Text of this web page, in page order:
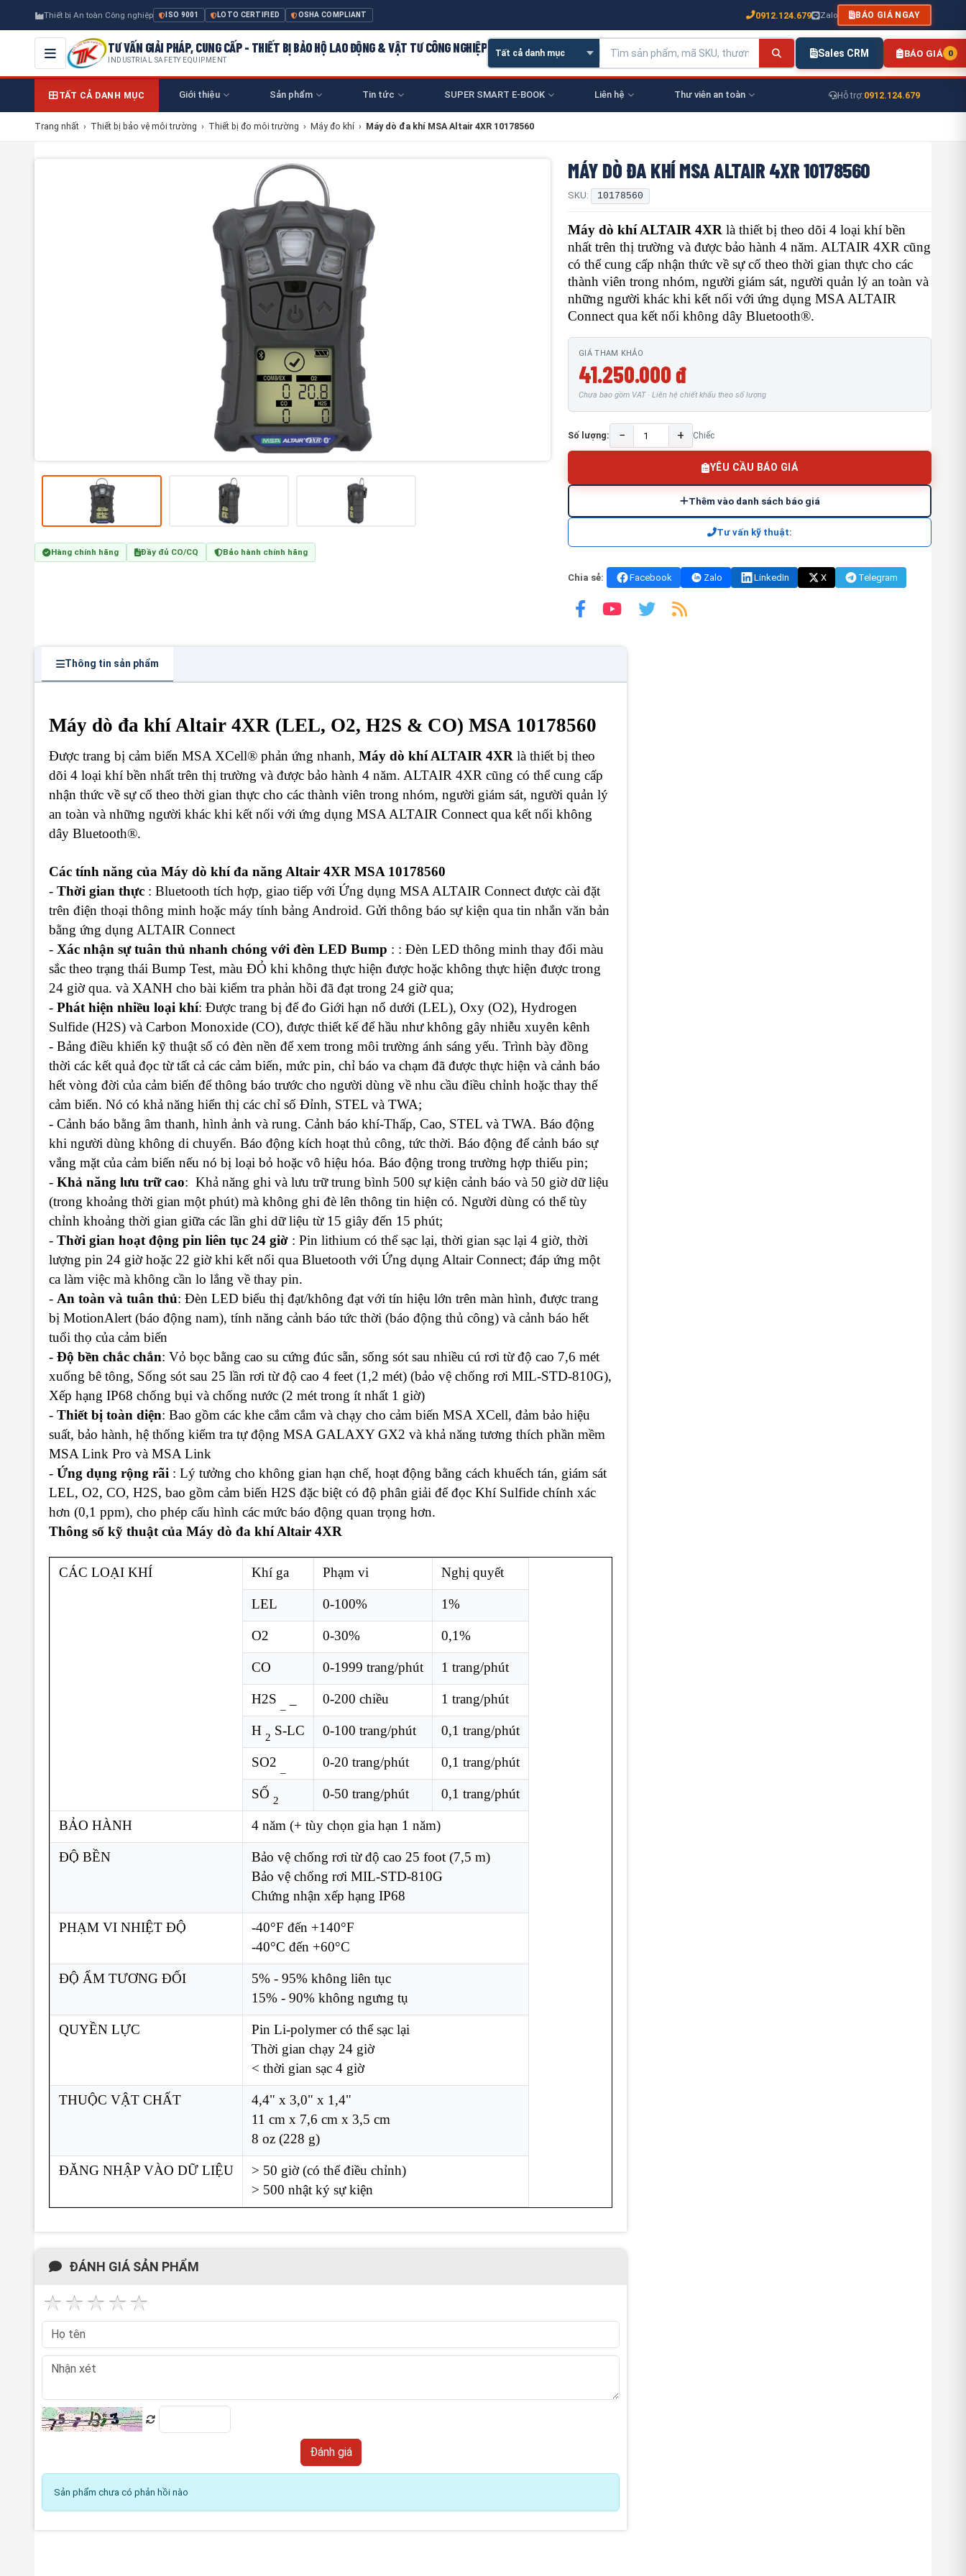
Thiết bị An toàn Công nghiệp ISO 9001 LOTO CERTIFIED OSHA COMPLIANT 0912.124.679 Zalo BÁO GIÁ NGAY
TƯ VẤN GIẢI PHÁP, CUNG CẤP - THIẾT BỊ BẢO HỘ LAO ĐỘNG & VẬT TƯ CÔNG NGHIỆP
INDUSTRIAL SAFETY EQUIPMENT
Sales CRM BÁO GIÁ 0
TẤT CẢ DANH MỤC Giới thiệu Sản phẩm Tin tức SUPER SMART E-BOOK Liên hệ Thư viên an toàn Hỗ trợ:0912.124.679
Trang nhất › Thiết bị bảo vệ môi trường › Thiết bị đo môi trường › Máy đo khí › Máy dò đa khí MSA Altair 4XR 10178560
Hàng chính hãng Đầy đủ CO/CQ Bảo hành chính hãng
MÁY DÒ ĐA KHÍ MSA ALTAIR 4XR 10178560
SKU: 10178560
Máy dò khí ALTAIR 4XR là thiết bị theo dõi 4 loại khí bền
nhất trên thị trường và được bảo hành 4 năm. ALTAIR 4XR cũng
có thể cung cấp nhận thức về sự cố theo thời gian thực cho các
thành viên trong nhóm, người giám sát, người quản lý an toàn và
những người khác khi kết nối với ứng dụng MSA ALTAIR
Connect qua kết nối không dây Bluetooth®.
GIÁ THAM KHẢO
41.250.000 đ
Chưa bao gồm VAT · Liên hệ chiết khấu theo số lượng
Số lượng: − + Chiếc
YÊU CẦU BÁO GIÁ
Thêm vào danh sách báo giá
Tư vấn kỹ thuật:
Chia sẻ: Facebook Zalo LinkedIn X Telegram
Thông tin sản phẩm
Máy dò đa khí Altair 4XR (LEL, O2, H2S & CO) MSA 10178560
Được trang bị cảm biến MSA XCell® phản ứng nhanh, Máy dò khí ALTAIR 4XR là thiết bị theo
dõi 4 loại khí bền nhất trên thị trường và được bảo hành 4 năm. ALTAIR 4XR cũng có thể cung cấp
nhận thức về sự cố theo thời gian thực cho các thành viên trong nhóm, người giám sát, người quản lý
an toàn và những người khác khi kết nối với ứng dụng MSA ALTAIR Connect qua kết nối không
dây Bluetooth®.
Các tính năng của Máy dò khí đa năng Altair 4XR MSA 10178560
- Thời gian thực : Bluetooth tích hợp, giao tiếp với Ứng dụng MSA ALTAIR Connect được cài đặt
trên điện thoại thông minh hoặc máy tính bảng Android. Gửi thông báo sự kiện qua tin nhắn văn bản
bằng ứng dụng ALTAIR Connect
- Xác nhận sự tuân thủ nhanh chóng với đèn LED Bump : : Đèn LED thông minh thay đổi màu
sắc theo trạng thái Bump Test, màu ĐỎ khi không thực hiện được hoặc không thực hiện được trong
24 giờ qua. và XANH cho bài kiểm tra phản hồi đã đạt trong 24 giờ qua;
- Phát hiện nhiều loại khí: Được trang bị để đo Giới hạn nổ dưới (LEL), Oxy (O2), Hydrogen
Sulfide (H2S) và Carbon Monoxide (CO), được thiết kế để hầu như không gây nhiễu xuyên kênh
- Bảng điều khiển kỹ thuật số có đèn nền để xem trong môi trường ánh sáng yếu. Trình bày đồng
thời các kết quả đọc từ tất cả các cảm biến, mức pin, chỉ báo va chạm đã được thực hiện và cảnh báo
hết vòng đời của cảm biến để thông báo trước cho người dùng về nhu cầu điều chỉnh hoặc thay thế
cảm biến. Nó có khả năng hiển thị các chỉ số Đỉnh, STEL và TWA;
- Cảnh báo bằng âm thanh, hình ảnh và rung. Cảnh báo khí-Thấp, Cao, STEL và TWA. Báo động
khi người dùng không di chuyển. Báo động kích hoạt thủ công, tức thời. Báo động để cảnh báo sự
vắng mặt của cảm biến nếu nó bị loại bỏ hoặc vô hiệu hóa. Báo động trong trường hợp thiếu pin;
- Khả năng lưu trữ cao: Khả năng ghi và lưu trữ trung bình 500 sự kiện cảnh báo và 50 giờ dữ liệu
(trong khoảng thời gian một phút) mà không ghi đè lên thông tin hiện có. Người dùng có thể tùy
chỉnh khoảng thời gian giữa các lần ghi dữ liệu từ 15 giây đến 15 phút;
- Thời gian hoạt động pin liên tục 24 giờ : Pin lithium có thể sạc lại, thời gian sạc lại 4 giờ, thời
lượng pin 24 giờ hoặc 22 giờ khi kết nối qua Bluetooth với Ứng dụng Altair Connect; đáp ứng một
ca làm việc mà không cần lo lắng về thay pin.
- An toàn và tuân thủ: Đèn LED biểu thị đạt/không đạt với tín hiệu lớn trên màn hình, được trang
bị MotionAlert (báo động nam), tính năng cảnh báo tức thời (báo động thủ công) và cảnh báo hết
tuổi thọ của cảm biến
- Độ bền chắc chắn: Vỏ bọc bằng cao su cứng đúc sẵn, sống sót sau nhiều cú rơi từ độ cao 7,6 mét
xuống bê tông, Sống sót sau 25 lần rơi từ độ cao 4 feet (1,2 mét) (bảo vệ chống rơi MIL-STD-810G),
Xếp hạng IP68 chống bụi và chống nước (2 mét trong ít nhất 1 giờ)
- Thiết bị toàn diện: Bao gồm các khe cắm cắm và chạy cho cảm biến MSA XCell, đảm bảo hiệu
suất, bảo hành, hệ thống kiểm tra tự động MSA GALAXY GX2 và khả năng tương thích phần mềm
MSA Link Pro và MSA Link
- Ứng dụng rộng rãi : Lý tưởng cho không gian hạn chế, hoạt động bằng cách khuếch tán, giám sát
LEL, O2, CO, H2S, bao gồm cảm biến H2S đặc biệt có độ phân giải để đọc Khí Sulfide chính xác
hơn (0,1 ppm), cho phép cấu hình các mức báo động quan trọng hơn.
Thông số kỹ thuật của Máy dò đa khí Altair 4XR
CÁC LOẠI KHÍ Khí ga Phạm vi Nghị quyết
LEL 0-100% 1%
O2 0-30% 0,1%
CO 0-1999 trang/phút 1 trang/phút
H2S 0-200 chiều 1 trang/phút
H 2 S-LC 0-100 trang/phút 0,1 trang/phút
SO2 0-20 trang/phút 0,1 trang/phút
SỐ 2 0-50 trang/phút 0,1 trang/phút
BẢO HÀNH 4 năm (+ tùy chọn gia hạn 1 năm)
ĐỘ BỀN
Bảo vệ chống rơi từ độ cao 25 ​​foot (7,5 m)
Bảo vệ chống rơi MIL-STD-810G
Chứng nhận xếp hạng IP68
PHẠM VI NHIỆT ĐỘ
-40°F đến +140°F
-40°C đến +60°C
ĐỘ ẨM TƯƠNG ĐỐI
5% - 95% không liên tục
15% - 90% không ngưng tụ
QUYỀN LỰC
Pin Li-polymer có thể sạc lại
Thời gian chạy 24 giờ
< thời gian sạc 4 giờ
THUỘC VẬT CHẤT
4,4" x 3,0" x 1,4"
11 cm x 7,6 cm x 3,5 cm
8 oz (228 g)
ĐĂNG NHẬP VÀO DỮ LIỆU
> 50 giờ (có thể điều chỉnh)
> 500 nhật ký sự kiện
ĐÁNH GIÁ SẢN PHẨM
Sản phẩm chưa có phản hồi nào